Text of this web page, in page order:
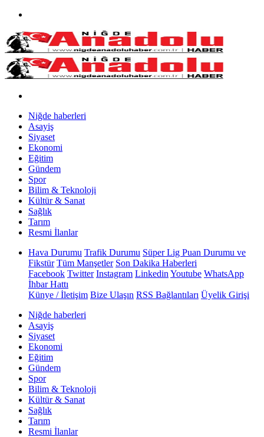
Niğde haberleri
Asayiş
Siyaset
Ekonomi
Eğitim
Gündem
Spor
Bilim & Teknoloji
Kültür & Sanat
Sağlık
Tarım
Resmi İlanlar
Hava Durumu Trafik Durumu Süper Lig Puan Durumu ve
Fikstür Tüm Manşetler Son Dakika Haberleri
Facebook Twitter Instagram Linkedin Youtube WhatsApp
İhbar Hattı
Künye / İletişim Bize Ulaşın RSS Bağlantıları Üyelik Girişi
Niğde haberleri
Asayiş
Siyaset
Ekonomi
Eğitim
Gündem
Spor
Bilim & Teknoloji
Kültür & Sanat
Sağlık
Tarım
Resmi İlanlar